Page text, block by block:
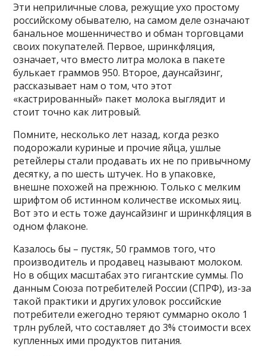
Эти неприличные слова, режущие ухо простому
российскому обывателю, на самом деле означают
банальное мошенничество и обман торговцами
своих покупателей. Первое, шринкфляция,
означает, что вместо литра молока в пакете
булькает граммов 950. Второе, даунсайзинг,
рассказывает нам о том, что этот
«кастрированный» пакет молока выглядит и
стоит точно как литровый.
Помните, несколько лет назад, когда резко
подорожали куриные и прочие яйца, ушлые
ретейлеры стали продавать их не по привычному
десятку, а по шесть штучек. Но в упаковке,
внешне похожей на прежнюю. Только с мелким
шрифтом об истинном количестве искомых яиц.
Вот это и есть тоже даунсайзинг и шринкфляция в
одном флаконе.
Казалось бы – пустяк, 50 граммов того, что
производитель и продавец называют молоком.
Но в общих масштабах это гигантские суммы. По
данным Союза потребителей России (СПРФ), из-за
такой практики и других уловок российские
потребители ежегодно теряют суммарно около 1
трлн рублей, что составляет до 3% стоимости всех
купленных ими продуктов питания.